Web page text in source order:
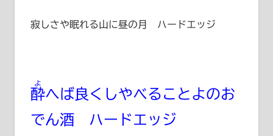
寂しさや眠れる山に昼の月 ハードエッジ
酔
よ
へば良くしやべることよのお
でん酒 ハードエッジ